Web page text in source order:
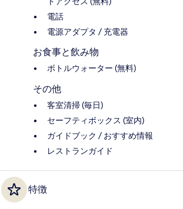
電話
電源アダプタ / 充電器
お食事と飲み物
ボトルウォーター (無料)
その他
客室清掃 (毎日)
セーフティボックス (室内)
ガイドブック / おすすめ情報
レストランガイド
特徴